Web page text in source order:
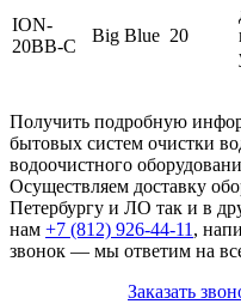
ION-
20BB-C
Big Blue 20
Получить подробную
бытовых систем очистки
водоочистного
Осуществляем доставку
Петербургу и ЛО так и в
нам +7 (812) 926-44-11 ,
звонок — мы ответим на
Заказать